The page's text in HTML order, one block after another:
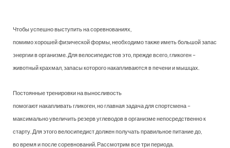
Чтобы успешно выступить на соревнованиях,
помимо хорошей физической формы, необходимо также иметь большой запас
энергии в организме. Для велосипедистов это, прежде всего, гликоген –
животный крахмал, запасы которого накапливаются в печени и мышцах.
Постоянные тренировки на выносливость
помогают накапливать гликоген, но главная задача для спортсмена –
максимально увеличить резерв углеводов в организме непосредственно к
старту. Для этого велосипедист должен получать правильное питание до,
во время и после соревнований. Рассмотрим все три периода.